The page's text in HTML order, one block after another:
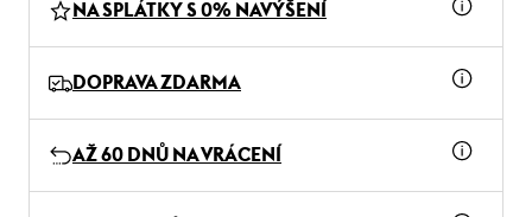
NA SPLÁTKY S 0% NAVÝŠENÍ
DOPRAVA ZDARMA
AŽ 60 DNŮ NA VRÁCENÍ